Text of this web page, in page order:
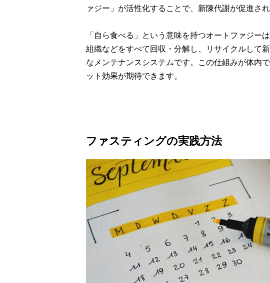
ァジー」が活性化することで、新陳代謝が促進され
「自ら食べる」という意味を持つオートファジー
組織などをすべて回収・分解し、リサイクルして
なメンテナンスシステムです。この仕組みが体内
ット効果が期待できます。
ファスティングの実践方法